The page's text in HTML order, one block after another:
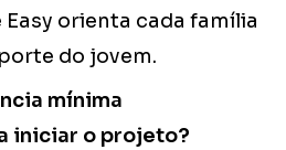
orienta cada família
do jovem.
mínima
iniciar o projeto?